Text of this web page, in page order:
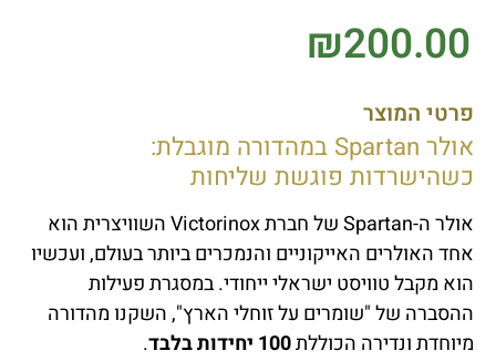
₪200.00
פרטי המוצר
אולר Spartan במהדורה מוגבלת:
כשהישרדות פוגשת שליחות
אולר ה-Spartan של חברת Victorinox השוויצרית הוא
אחד האולרים האייקוניים והנמכרים ביותר בעולם, ועכשיו
הוא מקבל טוויסט ישראלי ייחודי. במסגרת פעילות
ההסברה של "שומרים על זוחלי הארץ", השקנו מהדורה
מיוחדת ונדירה הכוללת100 יחידות בלבד .